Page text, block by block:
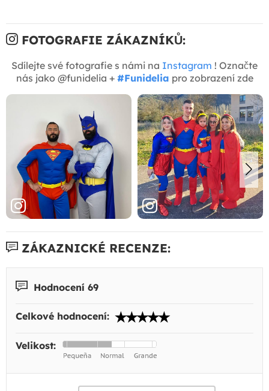
FOTOGRAFIE ZÁKAZNÍKŮ:
Sdílejte své fotografie s námi na Instagram ! Označte
nás jako @funidelia + #Funidelia pro zobrazení zde
ZÁKAZNICKÉ RECENZE:
Hodnocení 69
Celkové hodnocení:
Velikost: